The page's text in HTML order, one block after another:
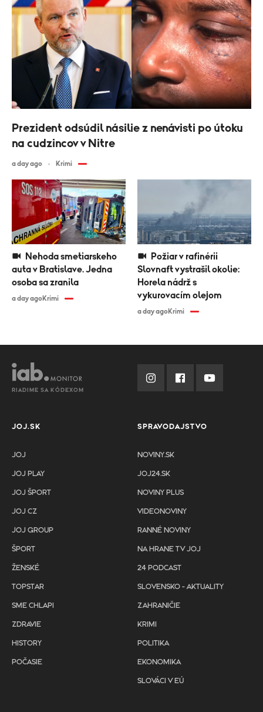
auta v Bratislave. Jedna
osoba sa zranila
a day agoKrimi
Slovnaft vystrašil okolie:
Horela nádrž s
vykurovacím olejom
a day agoKrimi
Prezident odsúdil násilie z nenávisti po útoku
na cudzincov v Nitre
a day ago Krimi
RIADIME SA KÓDEXOM
JOJ.SK
JOJ
JOJ PLAY
JOJ ŠPORT
JOJ CZ
JOJ GROUP
ŠPORT
ŽENSKÉ
TOPSTAR
SME CHLAPI
ZDRAVIE
HISTORY
POČASIE
SPRAVODAJSTVO
NOVINY.SK
JOJ24.SK
NOVINY PLUS
VIDEONOVINY
RANNÉ NOVINY
NA HRANE TV JOJ
24 PODCAST
SLOVENSKO - AKTUALITY
ZAHRANIČIE
KRIMI
POLITIKA
EKONOMIKA
SLOVÁCI V EÚ